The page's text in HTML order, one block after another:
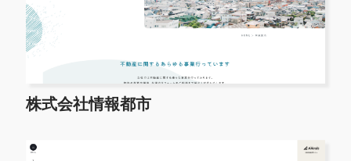
株式会社情報都市